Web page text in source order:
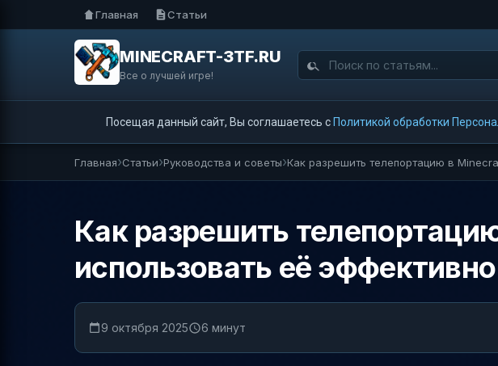
Главная Статьи
MINECRAFT-3TF.RU
Все о лучшей игре!
Посещая данный сайт, Вы соглашаетесь с Политикой обработки
Главная Статьи Руководства и советы Как разрешить телепортацию в
Как разрешить
использовать её эффективно
9 октября 2025 6 минут